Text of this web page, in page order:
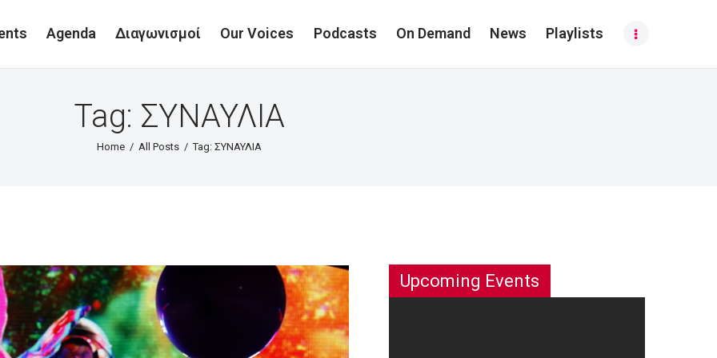
Agenda Διαγωνισμοί Our Voices Podcasts On Demand News Playlists
Tag: ΣΥΝΑΥΛΙΑ
Home All Posts Tag: ΣΥΝΑΥΛΙΑ
Upcoming Events